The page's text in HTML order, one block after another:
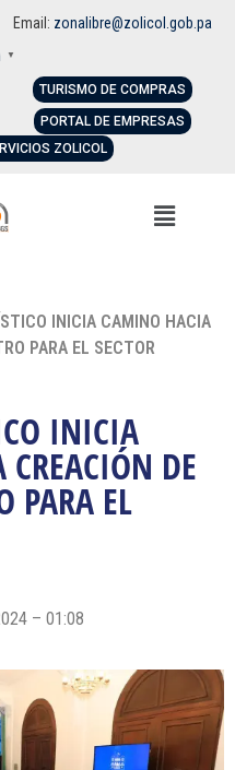
Email: zonalibre@zolicol.gob.pa
▼
TURISMO DE COMPRAS
PORTAL DE EMPRESAS
ZOLICOL
INICIA CAMINO HACIA
PARA EL SECTOR
INICIA
DE
PARA EL
– 01:08